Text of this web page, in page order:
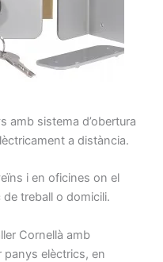
amb sistema d’obertura
a distància.
i en oficines on el
de treball o domicili.
Cornellà amb
panys elèctrics, en